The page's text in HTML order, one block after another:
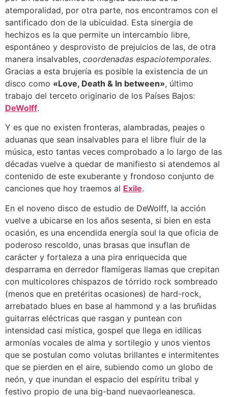
atemporalidad, por otra parte, nos encontramos con el
santificado don de la ubicuidad. Esta sinergia de
hechizos es la que permite un intercambio libre,
espontáneo y desprovisto de prejuicios de las, de otra
manera insalvables, coordenadas espaciotemporales.
Gracias a esta brujería es posible la existencia de un
disco como «Love, Death & In between», último
trabajo del terceto originario de los Países Bajos:
DeWolff.
Y es que no existen fronteras, alambradas, peajes o
aduanas que sean insalvables para el libre fluir de la
música, esto tantas veces comprobado a lo largo de las
décadas vuelve a quedar de manifiesto si atendemos al
contenido de este exuberante y frondoso conjunto de
canciones que hoy traemos al Exile.
En el noveno disco de estudio de DeWolff, la acción
vuelve a ubicarse en los años sesenta, si bien en esta
ocasión, es una encendida energía soul la que oficia de
poderoso rescoldo, unas brasas que insuflan de
carácter y fortaleza a una pira enriquecida que
desparrama en derredor flamígeras llamas que crepitan
con multicolores chispazos de tórrido rock sombreado
(menos que en pretéritas ocasiones) de hard-rock,
arrebatado blues en base al hammond y a las bruñidas
guitarras eléctricas que rasgan y puntean con
intensidad casi mística, gospel que llega en idílicas
armonías vocales de alma y sortilegio y unos vientos
que se postulan como volutas brillantes e intermitentes
que se pierden en el aire, subiendo como un globo de
neón, y que inundan el espacio del espíritu tribal y
festivo propio de una big-band nuevaorleanesca.